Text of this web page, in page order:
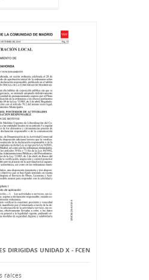
DIRIGIDAS UNIDAD X - FCEN
raíces